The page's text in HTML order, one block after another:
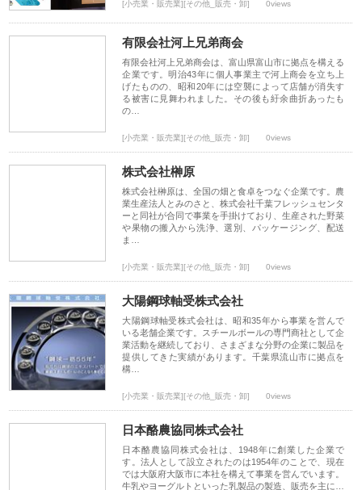
[小売業・販売業][その他_販売・卸] 0views
有限会社河上兄弟商会
有限会社河上兄弟商会は、富山県富山市に拠点を構える
企業です。明治43年に個人事業主で河上商会を立ち上
げたものの、昭和20年には空襲によって店舗が消失す
る被害に見舞われました。その後も紆余曲折あったも
の…
[小売業・販売業][その他_販売・卸] 0views
株式会社榊原
株式会社榊原は、全国の畑と食卓をつなぐ企業です。農
業生産法人とみのさと、株式会社千葉フレッシュセンタ
ーと同社が合同で事業を手掛けており、生産された野菜
や果物の搬入から洗浄、選別、パッケージング、配送
ま…
[小売業・販売業][その他_販売・卸] 0views
大陽鋼球軸受株式会社
大陽鋼球軸受株式会社は、昭和35年から事業を営んで
いる老舗企業です。スチールボールの専門商社として企
業活動を継続しており、さまざまな分野の企業に製品を
提供してきた実績があります。千葉県流山市に拠点を
構…
[小売業・販売業][その他_販売・卸] 0views
日本酪農協同株式会社
日本酪農協同株式会社は、1948年に創業した企業で
す。法人として設立されたのは1954年のことで、現在
では大阪府大阪市に本社を構えて事業を営んでいます。
牛乳やヨーグルトといった乳製品の製造、販売を主に…